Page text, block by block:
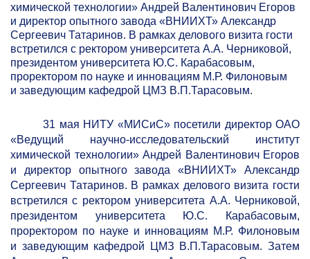
химической технологии» Андрей Валентинович Егоров
и директор опытного завода «ВНИИХТ» Александр
Сергеевич Татаринов. В рамках делового визита гости
встретился с ректором университета А.А. Черниковой,
президентом университета Ю.С. Карабасовым,
проректором по науке и инновациям М.Р. Филоновым
и заведующим кафедрой ЦМЗ В.П.Тарасовым.
31 мая НИТУ «МИСиС» посетили директор ОАО
«Ведущий научно-исследовательский институт
химической технологии» Андрей Валентинович Егоров
и директор опытного завода «ВНИИХТ» Александр
Сергеевич Татаринов. В рамках делового визита гости
встретился с ректором университета А.А. Черниковой,
президентом университета Ю.С. Карабасовым,
проректором по науке и инновациям М.Р. Филоновым
и заведующим кафедрой ЦМЗ В.П.Тарасовым. Затем